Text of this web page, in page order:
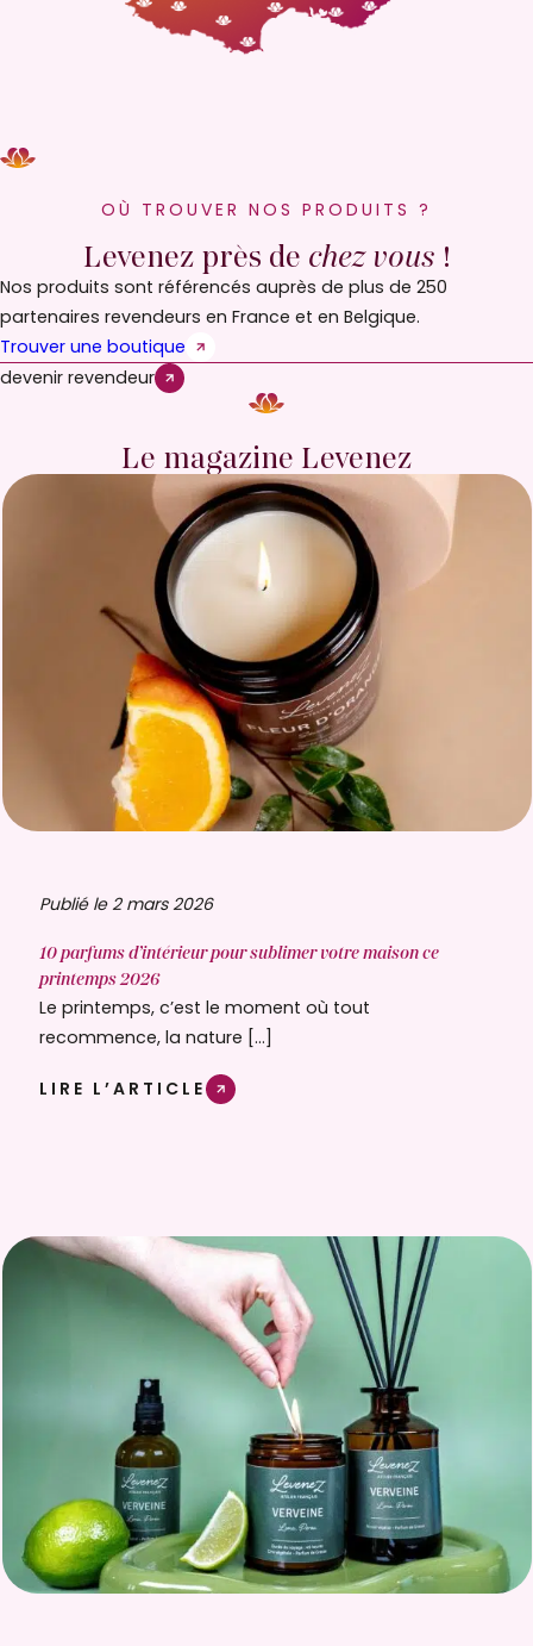
OÙ TROUVER NOS PRODUITS ?
Levenez près de chez vous !
Nos produits sont référencés auprès de plus de 250
partenaires revendeurs en France et en Belgique.
Trouver une boutique
devenir revendeur
Le magazine Levenez
Publié le 2 mars 2026
10 parfums d’intérieur pour sublimer votre maison ce
printemps 2026
Le printemps, c’est le moment où tout
recommence, la nature […]
LIRE L’ARTICLE